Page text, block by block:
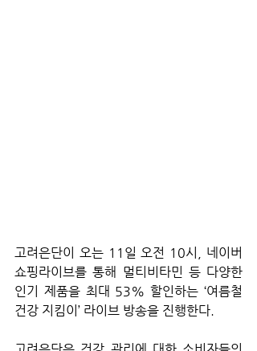
고려은단이 오는 11일 오전 10시, 네이버
쇼핑라이브를 통해 멀티비타민 등 다양한
인기 제품을 최대 53% 할인하는 ‘여름철
건강 지킴이’ 라이브 방송을 진행한다.